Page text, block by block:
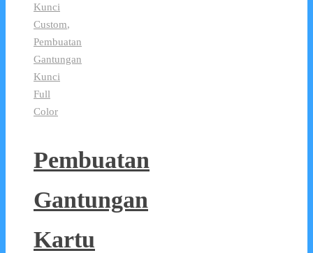
Kunci
Custom,
Pembuatan
Gantungan
Kunci
Full
Color
Pembuatan
Gantungan
Kartu